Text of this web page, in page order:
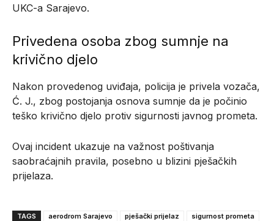
UKC-a Sarajevo.
Privedena osoba zbog sumnje na
krivično djelo
Nakon provedenog uviđaja, policija je privela vozača,
Ć. J., zbog postojanja osnova sumnje da je počinio
teško krivično djelo protiv sigurnosti javnog prometa.
Ovaj incident ukazuje na važnost poštivanja
saobraćajnih pravila, posebno u blizini pješačkih
prijelaza.
TAGS aerodrom Sarajevo pješački prijelaz
sigurnost prometa